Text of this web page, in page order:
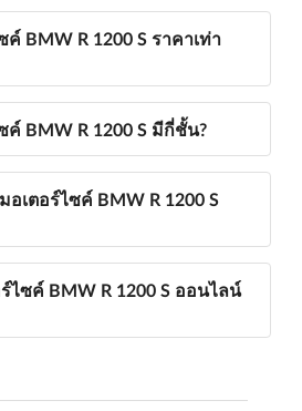
BMW R 1200 S ราคาเท่า
ค์ BMW R 1200 S มีกี่ชั้น?
เตอร์ไซค์ BMW R 1200 S
ไซค์ BMW R 1200 S ออนไลน์